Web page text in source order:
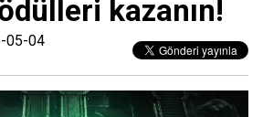
kazanın!
05-04